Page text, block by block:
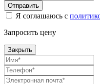
Отправить
Я соглашаюсь с
Запросить цену
Закрыть